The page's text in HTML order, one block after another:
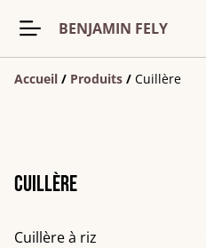
BENJAMIN FELY
Accueil / Produits / Cuillère
Cuillère
Cuillère à riz